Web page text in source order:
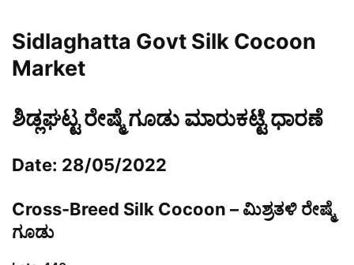
Sidlaghatta Govt Silk Cocoon
Market
ಶಿಡ್ಲಘಟ್ಟ ರೇಷ್ಮೆ ಗೂಡು ಮಾರುಕಟ್ಟೆ ಧಾರಣೆ
Date: 28/05/2022
Cross-Breed Silk Cocoon – ಮಿಶ್ರತಳಿ ರೇಷ್ಮೆ
ಗೂಡು